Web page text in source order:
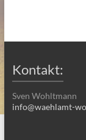
Kontakt:
Sven Wohltmann
info@waehlamt-